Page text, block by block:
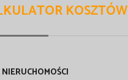
KOSZTÓW